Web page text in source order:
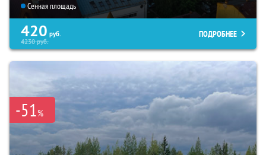
Сенная площадь
420 руб.
4230руб.
ПОДРОБНЕЕ
-51%